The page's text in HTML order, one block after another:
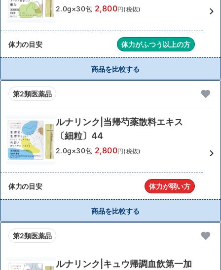
2.0g×30包 2,800円(税抜)
体力の目安 体力がふつう以上の方
商品を比較する
第2類医薬品
ルナリンク|当帰芍薬散料エキス
〔細粒〕44
2.0g×30包 2,800円(税抜)
体力の目安 体力が弱い方
商品を比較する
第2類医薬品
ルナリンク|キュウ帰調血飲第一加